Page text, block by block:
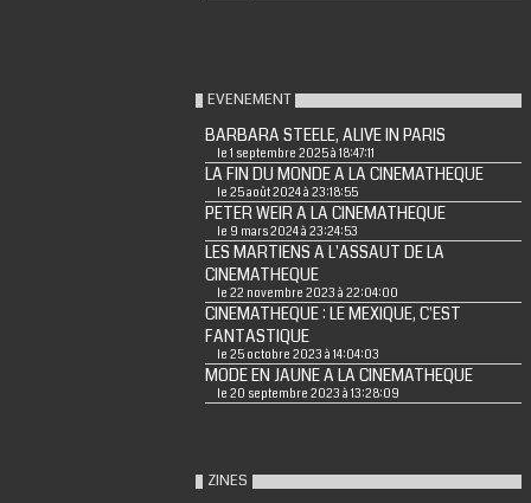
EVENEMENT
BARBARA STEELE, ALIVE IN PARIS
le 1 septembre 2025 à 18:47:11
LA FIN DU MONDE A LA CINEMATHEQUE
le 25 août 2024 à 23:18:55
PETER WEIR A LA CINEMATHEQUE
le 9 mars 2024 à 23:24:53
LES MARTIENS A L'ASSAUT DE LA
CINEMATHEQUE
le 22 novembre 2023 à 22:04:00
CINEMATHEQUE : LE MEXIQUE, C'EST
FANTASTIQUE
le 25 octobre 2023 à 14:04:03
MODE EN JAUNE A LA CINEMATHEQUE
le 20 septembre 2023 à 13:28:09
ZINES